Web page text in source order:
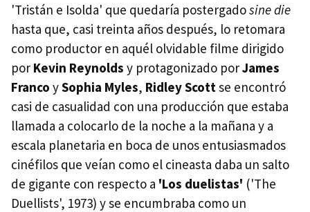
'Tristán e Isolda' que quedaría postergadosine die
hasta que, casi treinta años después, lo retomara
como productor en aquél olvidable filme dirigido
por Kevin Reynolds y protagonizado porJames
Franco ySophia Myles, Ridley Scott se encontró
casi de casualidad con una producción que estaba
llamada a colocarlo de la noche a la mañana y a
escala planetaria en boca de unos entusiasmados
cinéfilos que veían como el cineasta daba un salto
de gigante con respecto a 'Los duelistas' ('The
Duellists', 1973) y se encumbraba como un